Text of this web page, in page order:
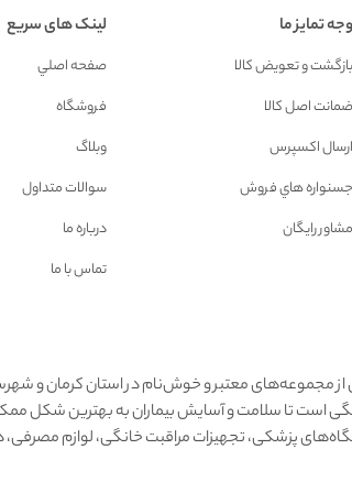
وجه تمایز ما
بازگشت و تعويض کالا
ضمانت اصل کالا
ارسال اکسپرس
جسنواره هاي فروش
مشاور رايگان
لینک های سریع
صفحه اصلي
فروشگاه
وبلاگ
سوالات متداول
درباره ما
تماس با ما
از مجموعه‌های معتبر و خوش‌نام در استان کرمان و
است تا سلامت و آسایش بیماران به بهترین شکل
پزشکی، تجهیزات مراقبت خانگی، لوازم